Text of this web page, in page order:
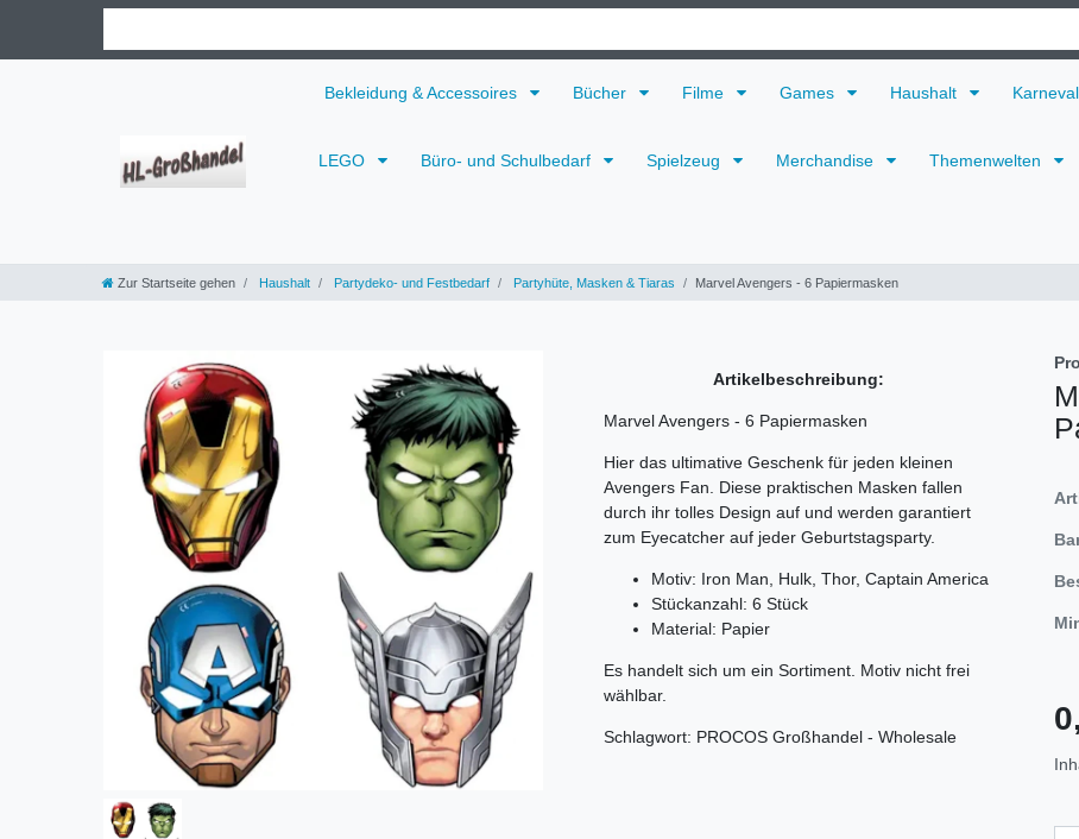
Bekleidung & Accessoires Bücher Filme Games Haushalt Karneval
LEGO Büro- und Schulbedarf Spielzeug Merchandise Themenwelten
Zur Startseite gehen Haushalt Partydeko- und Festbedarf Partyhüte, Masken & Tiaras Marvel Avengers - 6 Papiermasken
Artikelbeschreibung:
Marvel Avengers - 6 Papiermasken
Hier das ultimative Geschenk für jeden kleinen
Avengers Fan. Diese praktischen Masken fallen
durch ihr tolles Design auf und werden garantiert
zum Eyecatcher auf jeder Geburtstagsparty.
Motiv: Iron Man, Hulk, Thor, Captain America
Stückanzahl: 6 Stück
Material: Papier
Es handelt sich um ein Sortiment. Motiv nicht frei
wählbar.
Schlagwort: PROCOS Großhandel - Wholesale